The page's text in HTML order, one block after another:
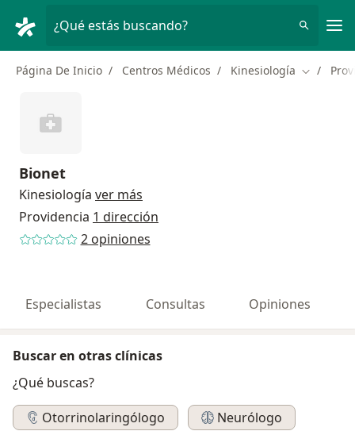
¿Qué estás buscando?
Página De Inicio Centros Médicos Kinesiología Cambiar
Bionet
Kinesiología ver más
Providencia 1 dirección
2 opiniones
Especialistas Consultas Opiniones
Buscar en otras clínicas
¿Qué buscas?
Otorrinolaringólogo
Neurólogo